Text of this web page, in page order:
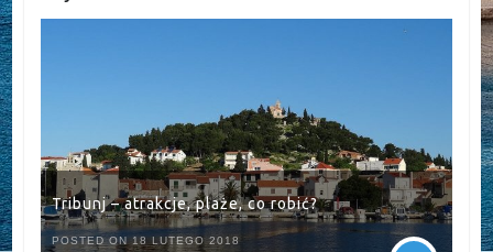
Tribunj – atrakcje, plaże, co robić?
POSTED ON 18 LUTEGO 2018